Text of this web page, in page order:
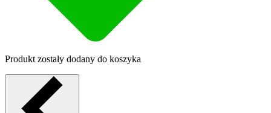
Produkt zostały dodany do koszyka